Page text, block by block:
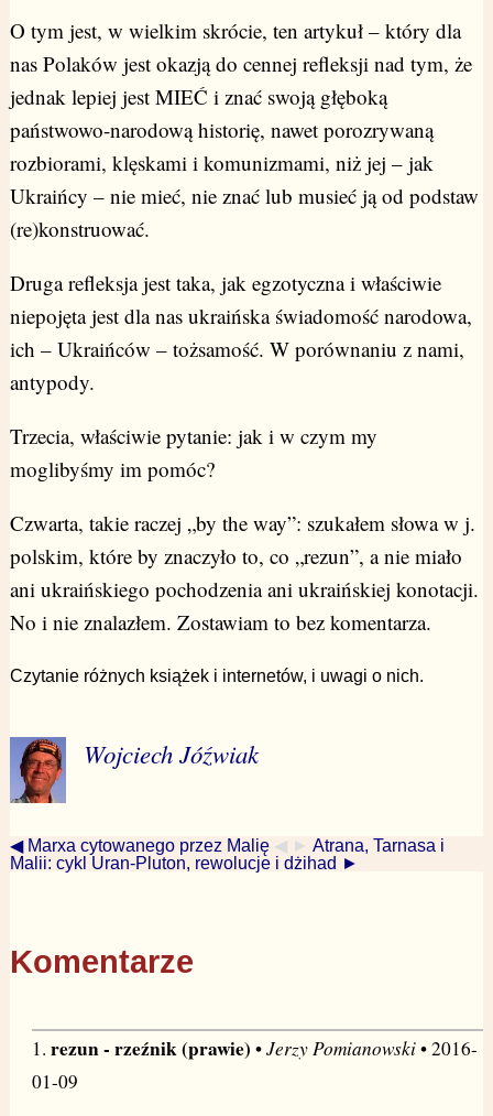
O tym jest, w wielkim skrócie, ten artykuł – który dla
nas Polaków jest okazją do cennej refleksji nad tym, że
jednak lepiej jest MIEĆ i znać swoją głęboką
państwowo-narodową historię, nawet porozrywaną
rozbiorami, klęskami i komunizmami, niż jej – jak
Ukraińcy – nie mieć, nie znać lub musieć ją od podstaw
(re)konstruować.
Druga refleksja jest taka, jak egzotyczna i właściwie
niepojęta jest dla nas ukraińska świadomość narodowa,
ich – Ukraińców – tożsamość. W porównaniu z nami,
antypody.
Trzecia, właściwie pytanie: jak i w czym my
moglibyśmy im pomóc?
Czwarta, takie raczej „by the way”: szukałem słowa w j.
polskim, które by znaczyło to, co „rezun”, a nie miało
ani ukraińskiego pochodzenia ani ukraińskiej konotacji.
No i nie znalazłem. Zostawiam to bez komentarza.
Czytanie różnych książek i internetów, i uwagi o nich.
Wojciech Jóźwiak
◀ Marxa cytowanego przez Malię ◀ ► Atrana, Tarnasa i
Malii: cykl Uran-Pluton, rewolucje i dżihad ►
Komentarze
1. rezun - rzeźnik (prawie) •Jerzy Pomianowski• 2016-
01-09